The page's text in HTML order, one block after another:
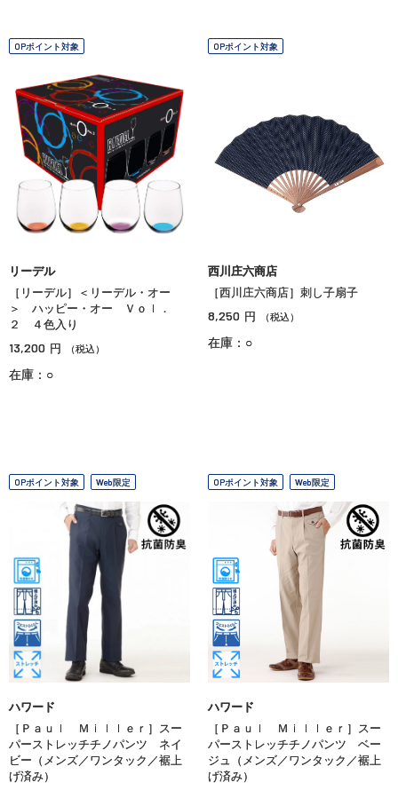
OPポイント対象
リーデル
［リーデル］＜リーデル・オー
＞ ハッピー・オー Ｖｏｌ．
２ ４色入り
13,200 円 （税込）
在庫：○
OPポイント対象
西川庄六商店
［西川庄六商店］刺し子扇子
8,250 円 （税込）
在庫：○
OPポイント対象 Web限定
ハワード
［Ｐａｕｌ Ｍｉｌｌｅｒ］スー
パーストレッチチノパンツ ネイ
ビー（メンズ／ワンタック／裾上
げ済み）
OPポイント対象 Web限定
ハワード
［Ｐａｕｌ Ｍｉｌｌｅｒ］スー
パーストレッチチノパンツ ベー
ジュ（メンズ／ワンタック／裾上
げ済み）